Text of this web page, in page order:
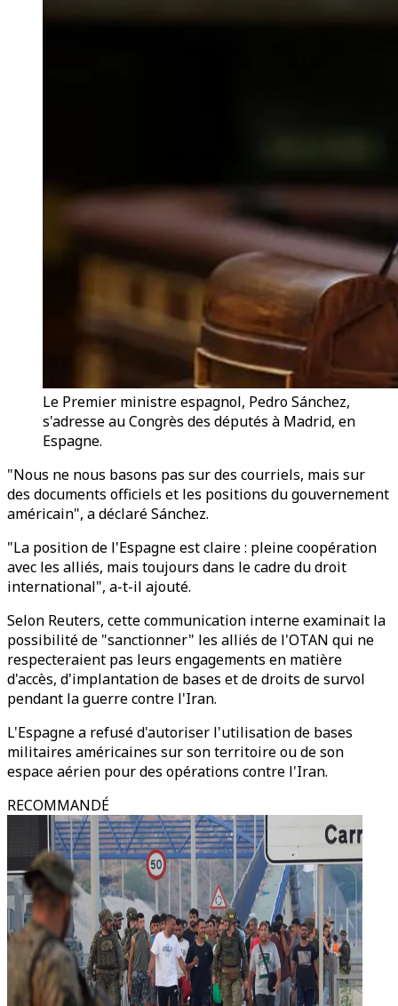
Le Premier ministre espagnol, Pedro Sánchez,
s'adresse au Congrès des députés à Madrid, en
Espagne.
"Nous ne nous basons pas sur des courriels, mais sur
des documents officiels et les positions du gouvernement
américain", a déclaré Sánchez.
"La position de l'Espagne est claire : pleine coopération
avec les alliés, mais toujours dans le cadre du droit
international", a-t-il ajouté.
Selon Reuters, cette communication interne examinait la
possibilité de "sanctionner" les alliés de l'OTAN qui ne
respecteraient pas leurs engagements en matière
d'accès, d'implantation de bases et de droits de survol
pendant la guerre contre l'Iran.
L'Espagne a refusé d'autoriser l'utilisation de bases
militaires américaines sur son territoire ou de son
espace aérien pour des opérations contre l'Iran.
RECOMMANDÉ